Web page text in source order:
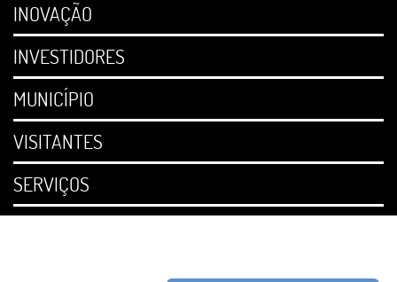
INOVAÇÃO
INVESTIDORES
MUNICÍPIO
VISITANTES
SERVIÇOS